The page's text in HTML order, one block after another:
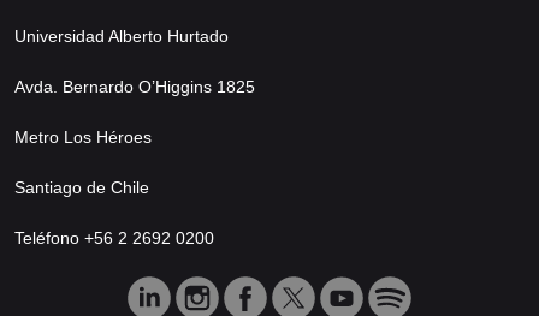
Universidad Alberto Hurtado
Avda. Bernardo O’Higgins 1825
Metro Los Héroes
Santiago de Chile
Teléfono +56 2 2692 0200